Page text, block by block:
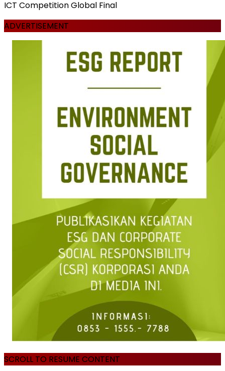
ICT Competition Global Final
ADVERTISEMENT
SCROLL TO RESUME CONTENT